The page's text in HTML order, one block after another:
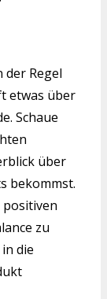
der Regel
etwas über
Schaue
über
bekommst.
positiven
zu
die